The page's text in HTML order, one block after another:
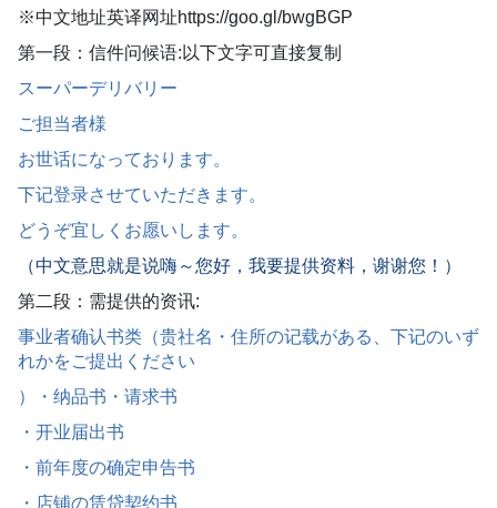
※中文地址英译网址https://goo.gl/bwgBGP
第一段：信件问候语:以下文字可直接复制
スーパーデリバリー
ご担当者様
お世话になっております。
下记登录させていただきます。
どうぞ宜しくお愿いします。
（中文意思就是说嗨～您好，我要提供资料，谢谢您！）
第二段：需提供的资讯:
事业者确认书类（贵社名・住所の记载がある、下记のいず
れかをご提出ください
）・纳品书・请求书
・开业届出书
・前年度の确定申告书
・店铺の赁贷契约书